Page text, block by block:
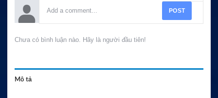
POST
Chưa có bình luận nào. Hãy là người đầu tiên!
Mô tả